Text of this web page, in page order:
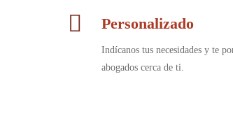
Personalizado
Indícanos tus necesidades y te
abogados cerca de ti.